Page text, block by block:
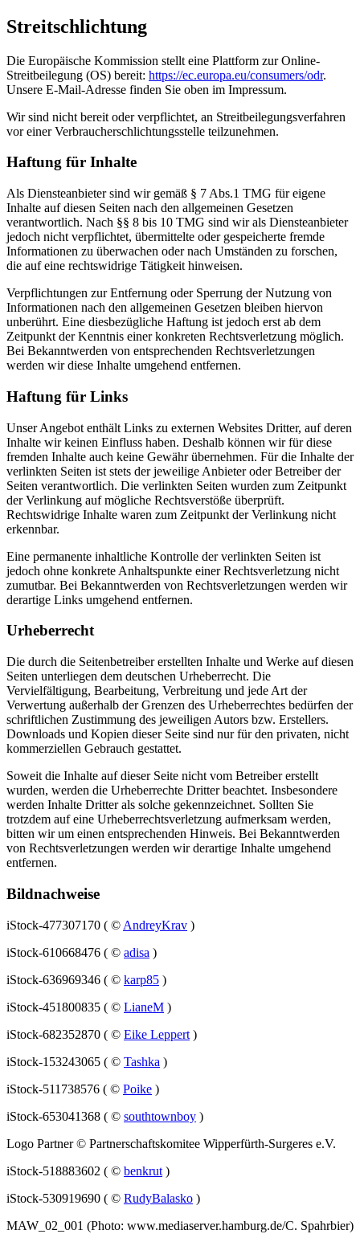
Streitschlichtung
Die Europäische Kommission stellt eine Plattform zur Online-
Streitbeilegung (OS) bereit: https://ec.europa.eu/consumers/odr.
Unsere E-Mail-Adresse finden Sie oben im Impressum.
Wir sind nicht bereit oder verpflichtet, an Streitbeilegungsverfahren
vor einer Verbraucherschlichtungsstelle teilzunehmen.
Haftung für Inhalte
Als Diensteanbieter sind wir gemäß § 7 Abs.1 TMG für eigene
Inhalte auf diesen Seiten nach den allgemeinen Gesetzen
verantwortlich. Nach §§ 8 bis 10 TMG sind wir als Diensteanbieter
jedoch nicht verpflichtet, übermittelte oder gespeicherte fremde
Informationen zu überwachen oder nach Umständen zu forschen,
die auf eine rechtswidrige Tätigkeit hinweisen.
Verpflichtungen zur Entfernung oder Sperrung der Nutzung von
Informationen nach den allgemeinen Gesetzen bleiben hiervon
unberührt. Eine diesbezügliche Haftung ist jedoch erst ab dem
Zeitpunkt der Kenntnis einer konkreten Rechtsverletzung möglich.
Bei Bekanntwerden von entsprechenden Rechtsverletzungen
werden wir diese Inhalte umgehend entfernen.
Haftung für Links
Unser Angebot enthält Links zu externen Websites Dritter, auf deren
Inhalte wir keinen Einfluss haben. Deshalb können wir für diese
fremden Inhalte auch keine Gewähr übernehmen. Für die Inhalte der
verlinkten Seiten ist stets der jeweilige Anbieter oder Betreiber der
Seiten verantwortlich. Die verlinkten Seiten wurden zum Zeitpunkt
der Verlinkung auf mögliche Rechtsverstöße überprüft.
Rechtswidrige Inhalte waren zum Zeitpunkt der Verlinkung nicht
erkennbar.
Eine permanente inhaltliche Kontrolle der verlinkten Seiten ist
jedoch ohne konkrete Anhaltspunkte einer Rechtsverletzung nicht
zumutbar. Bei Bekanntwerden von Rechtsverletzungen werden wir
derartige Links umgehend entfernen.
Urheberrecht
Die durch die Seitenbetreiber erstellten Inhalte und Werke auf diesen
Seiten unterliegen dem deutschen Urheberrecht. Die
Vervielfältigung, Bearbeitung, Verbreitung und jede Art der
Verwertung außerhalb der Grenzen des Urheberrechtes bedürfen der
schriftlichen Zustimmung des jeweiligen Autors bzw. Erstellers.
Downloads und Kopien dieser Seite sind nur für den privaten, nicht
kommerziellen Gebrauch gestattet.
Soweit die Inhalte auf dieser Seite nicht vom Betreiber erstellt
wurden, werden die Urheberrechte Dritter beachtet. Insbesondere
werden Inhalte Dritter als solche gekennzeichnet. Sollten Sie
trotzdem auf eine Urheberrechtsverletzung aufmerksam werden,
bitten wir um einen entsprechenden Hinweis. Bei Bekanntwerden
von Rechtsverletzungen werden wir derartige Inhalte umgehend
entfernen.
Bildnachweise
iStock-477307170 ( © AndreyKrav )
iStock-610668476 ( © adisa )
iStock-636969346 ( © karp85 )
iStock-451800835 ( © LianeM )
iStock-682352870 ( © Eike Leppert )
iStock-153243065 ( © Tashka )
iStock-511738576 ( © Poike )
iStock-653041368 ( © southtownboy )
Logo Partner © Partnerschaftskomitee Wipperfürth-Surgeres e.V.
iStock-518883602 ( © benkrut )
iStock-530919690 ( © RudyBalasko )
MAW_02_001 (Photo: www.mediaserver.hamburg.de/C. Spahrbier)